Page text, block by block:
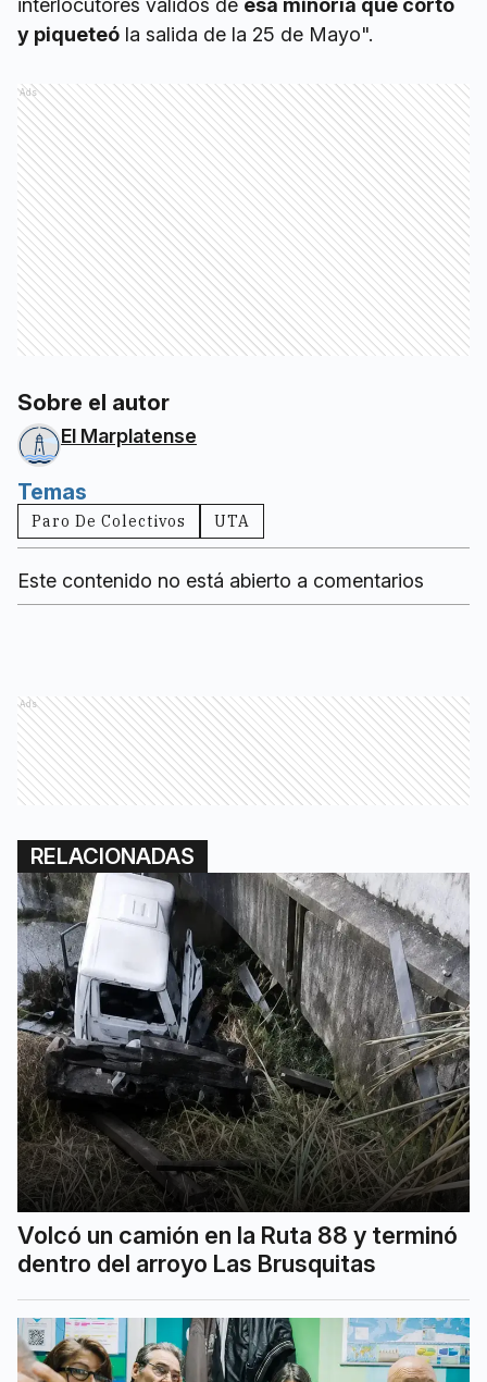
interlocutores válidos de esa minoría que cortó
y piqueteó la salida de la 25 de Mayo".
Ads
Sobre el autor
El Marplatense
Temas
Paro De Colectivos UTA
Este contenido no está abierto a comentarios
Ads
RELACIONADAS
Volcó un camión en la Ruta 88 y terminó
dentro del arroyo Las Brusquitas